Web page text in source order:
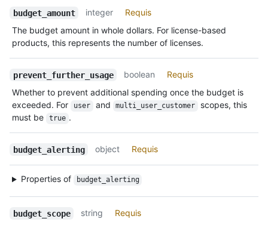
budget_amount integer
Requis
The budget amount in whole dollars. For license-based
products, this represents the number of licenses.
prevent_further_usage boolean
Requis
Whether to prevent additional spending once the budget is
exceeded. For
user and multi_user_customer
scopes, this
must be
true .
budget_alerting object Requis
Properties of budget_alerting
budget_scope string
Requis